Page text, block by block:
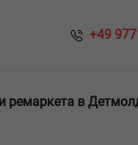
+49
ремаркета в